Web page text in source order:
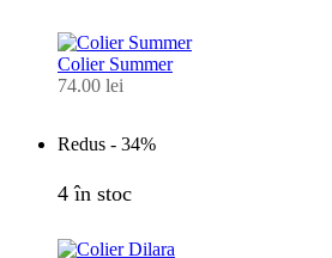
Colier Summer
74.00 lei
Redus - 34%
4 în stoc